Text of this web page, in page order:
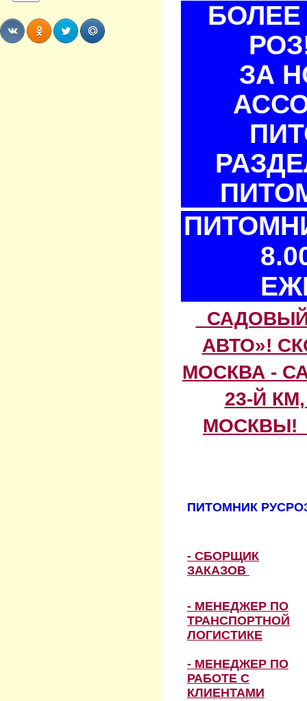
БОЛЕЕ
ЗА
АВТО»!
МОСКВА -
23-Й
МОСКВЫ!
ПИТОМНИК
- СБОРЩИК
ЗАКАЗОВ
- МЕНЕДЖЕР ПО
ТРАНСПОРТНОЙ
ЛОГИСТИКЕ
- МЕНЕДЖЕР ПО
РАБОТЕ С
КЛИЕНТАМИ